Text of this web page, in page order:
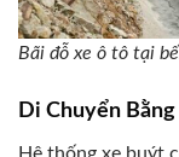
Bãi đỗ xe ô tô tại
Di Chuyển
Hệ thống xe buýt